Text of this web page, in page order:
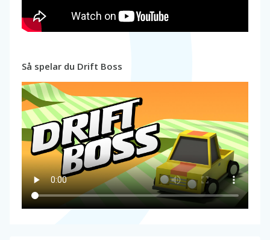
Så spelar du Drift Boss